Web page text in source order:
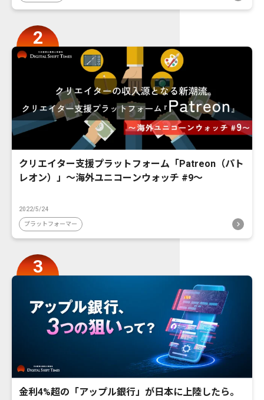
クリエイター支援プラットフォーム「Patreon（パト
レオン）」〜海外ユニコーンウォッチ #9〜
2022/5/24
プラットフォーマー
金利4%超の「アップル銀行」が日本に上陸したら。